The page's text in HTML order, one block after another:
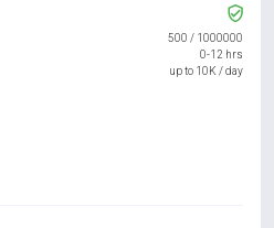
500 / 1000000
0-12 hrs
up to 10K / day